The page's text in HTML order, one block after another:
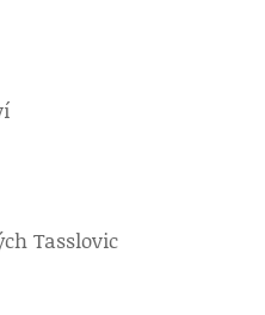
Tasslovic